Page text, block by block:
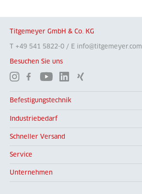
Titgemeyer GmbH & Co. KG
T +49 541 5822-0 / E info@titgemeyer.com
Besuchen Sie uns
Befestigungstechnik
Industriebedarf
Schneller Versand
Service
Unternehmen